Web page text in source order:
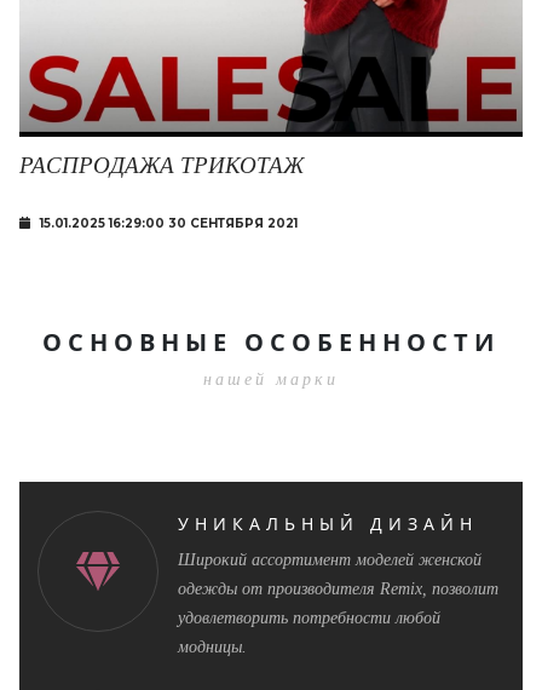
РАСПРОДАЖА ТРИКОТАЖ
15.01.2025 16:29:00 30 СЕНТЯБРЯ 2021
ОСНОВНЫЕ ОСОБЕННОСТИ
нашей марки
УНИКАЛЬНЫЙ ДИЗАЙН
Широкий ассортимент моделей женской
одежды от производителя Remix, позволит
удовлетворить потребности любой
модницы.